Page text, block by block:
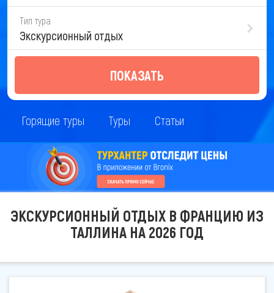
Тип тура
Экскурсионный отдых
ПОКАЗАТЬ
Горящие туры Туры Статьи
ЭКСКУРСИОННЫЙ ОТДЫХ В ФРАНЦИЮ ИЗ
ТАЛЛИНА НА 2026 ГОД